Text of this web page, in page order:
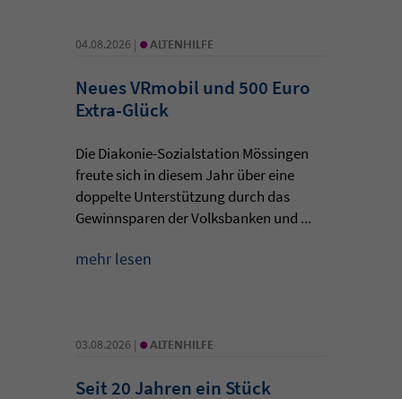
04.08.2026 | • ALTENHILFE
Neues VRmobil und 500 Euro
Extra-Glück
Die Diakonie-Sozialstation Mössingen
freute sich in diesem Jahr über eine
doppelte Unterstützung durch das
Gewinnsparen der Volksbanken und ...
mehr lesen
03.08.2026 | • ALTENHILFE
Seit 20 Jahren ein Stück